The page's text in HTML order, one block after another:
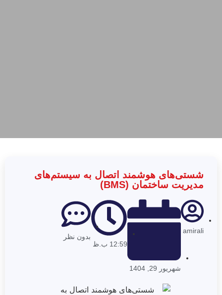
شستی‌های هوشمند اتصال به سیستم‌های
مدیریت ساختمان (BMS)
amirali
شهریور 29, 1404
12:59 ب.ظ
بدون نظر